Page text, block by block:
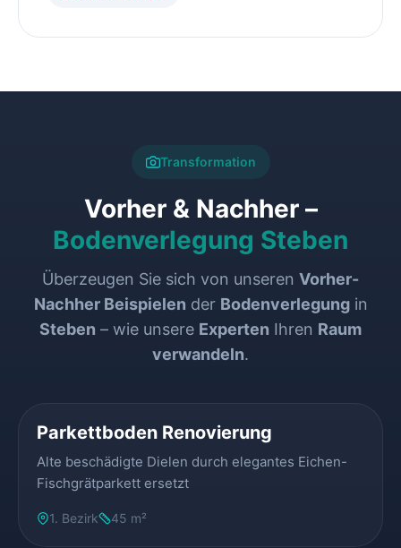
Transformation
Vorher & Nachher –
Bodenverlegung Steben
Überzeugen Sie sich von unseren Vorher-
Nachher Beispielen der Bodenverlegungin
Steben – wie unsere Experten Ihren Raum
verwandeln.
Parkettboden Renovierung
Alte beschädigte Dielen durch elegantes Eichen-
Fischgrätparkett ersetzt
1. Bezirk 45 m²